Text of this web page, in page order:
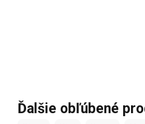
Ďalšie obľúbené